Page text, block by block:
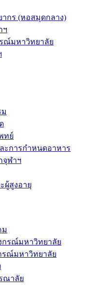
กร (หอสมุดกลาง)
ฯ
ณ์มหาวิทยาลัย
ทย์
ะการกำหนดอาหาร
จุฬาฯ
ผู้สูงอายุ
ม
กรณ์มหาวิทยาลัย
รณ์มหาวิทยาลัย
ณาลัย